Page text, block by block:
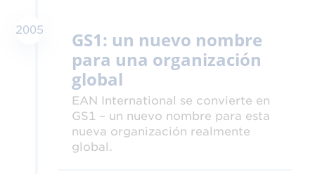
2005
GS1: un nuevo nombre
para una organización
global
EAN International se convierte en
GS1 – un nuevo nombre para esta
nueva organización realmente
global.